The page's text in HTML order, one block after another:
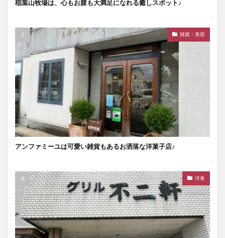
稲葉山牧場は、心もお腹も大満足になれる癒しスポット♪
雑貨・美容
アンファミーユは可愛い雑貨もあるお洒落な洋菓子店♪
洋食